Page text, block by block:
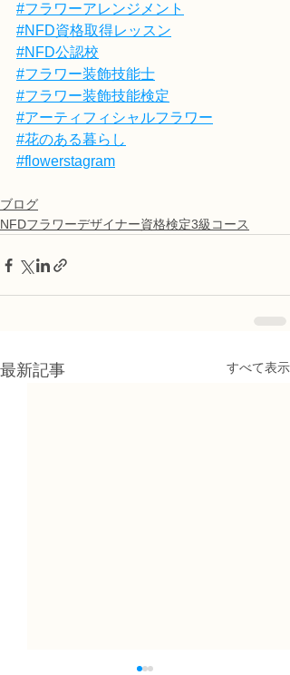
#フラワーアレンジメント
#NFD資格取得レッスン
#NFD公認校
#フラワー装飾技能士
#フラワー装飾技能検定
#アーティフィシャルフラワー
#花のある暮らし
#flowerstagram
ブログ
NFDフラワーデザイナー資格検定3級コース
最新記事 すべて表示